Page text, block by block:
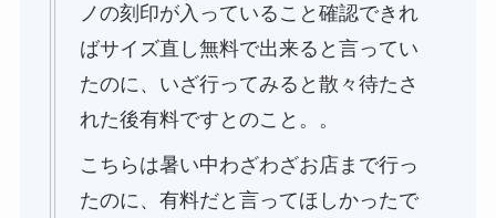
ノの刻印が入っていること確認できれ
ばサイズ直し無料で出来ると言ってい
たのに、いざ行ってみると散々待たさ
れた後有料ですとのこと。。
こちらは暑い中わざわざお店まで行っ
たのに、有料だと言ってほしかったで